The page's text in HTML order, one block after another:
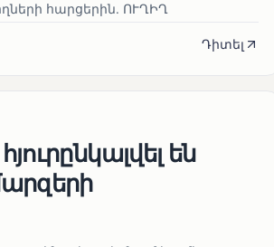
հարցերին․ ՈՒՂԻՂ
Դիտել
են